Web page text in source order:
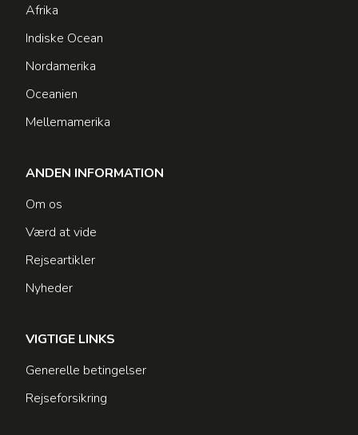
Afrika
Indiske Ocean
Nordamerika
Oceanien
Mellemamerika
ANDEN INFORMATION
Om os
Værd at vide
Rejseartikler
Nyheder
VIGTIGE LINKS
Generelle betingelser
Rejseforsikring